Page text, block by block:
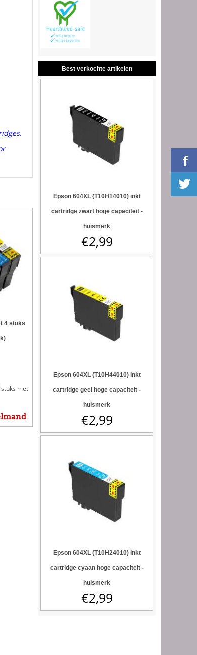
4 stuks
stuks met
Best verkochte artikelen
Epson 604XL (T10H14010) inkt
cartridge zwart hoge capaciteit -
huismerk
€2,99
Epson 604XL (T10H44010) inkt
cartridge geel hoge capaciteit -
huismerk
€2,99
Epson 604XL (T10H24010) inkt
cartridge cyaan hoge capaciteit -
huismerk
€2,99